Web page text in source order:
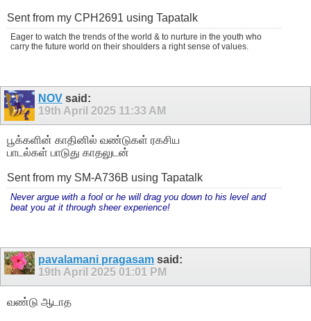
Sent from my CPH2691 using Tapatalk
Eager to watch the trends of the world & to nurture in the youth who
carry the future world on their shoulders a right sense of values.
NOV said:
19th April 2025 11:33 AM
பூக்களின் காதினில் வண்டுகள் ரகசிய
பாடல்கள் பாடுது காதலுடன்
Sent from my SM-A736B using Tapatalk
Never argue with a fool or he will drag you down to his level and
beat you at it through sheer experience!
pavalamani pragasam said:
19th April 2025 01:01 PM
வண்டு ஆடாத